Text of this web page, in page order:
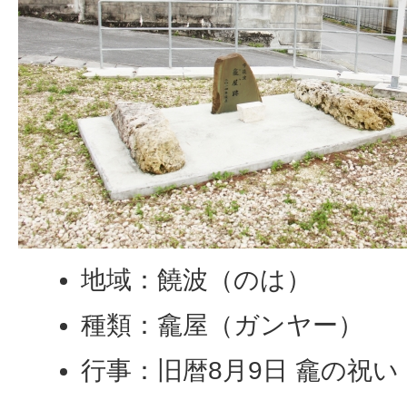
地域：饒波（のは）
種類：龕屋（ガンヤー）
行事：旧暦8月9日 龕の祝